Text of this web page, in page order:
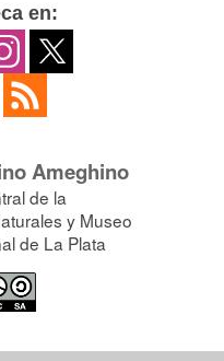
en:
Ameghino
de la
y Museo
de La Plata